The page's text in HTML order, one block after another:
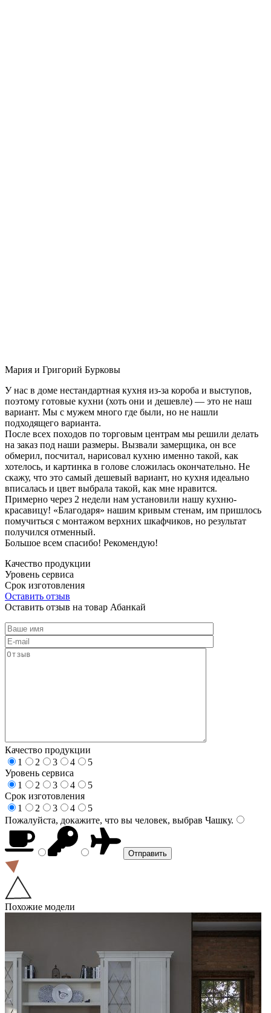
Мария и Григорий Бурковы
У нас в доме нестандартная кухня из-за короба и выступов,
поэтому готовые кухни (хоть они и дешевле) — это не наш
вариант. Мы с мужем много где были, но не нашли
подходящего варианта.
После всех походов по торговым центрам мы решили делать
на заказ под наши размеры. Вызвали замерщика, он все
обмерил, посчитал, нарисовал кухню именно такой, как
хотелось, и картинка в голове сложилась окончательно. Не
скажу, что это самый дешевый вариант, но кухня идеально
вписалась и цвет выбрала такой, как мне нравится.
Примерно через 2 недели нам установили нашу кухню-
красавицу! «Благодаря» нашим кривым стенам, им пришлось
помучиться с монтажом верхних шкафчиков, но результат
получился отменный.
Большое всем спасибо! Рекомендую!
Качество продукции
Уровень сервиса
Срок изготовления
Оставить отзыв
Оставить отзыв на товар Абанкай
Качество продукции
1
2 3 4
5
Уровень сервиса
1
2 3 4
5
Срок изготовления
1
2 3 4
5
Пожалуйста, докажите, что вы человек, выбрав Чашку.
Похожие модели